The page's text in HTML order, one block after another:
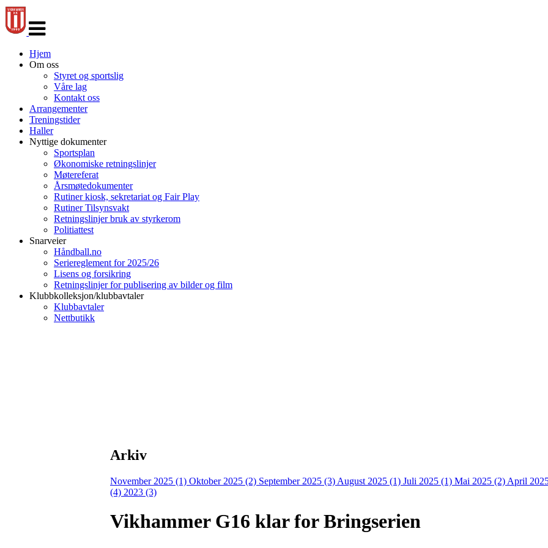
navigasjon
Hjem
Om oss
Styret og sportslig
Våre lag
Kontakt oss
Arrangementer
Treningstider
Haller
Nyttige dokumenter
Sportsplan
Økonomiske retningslinjer
Møtereferat
Årsmøtedokumenter
Rutiner kiosk, sekretariat og Fair Play
Rutiner Tilsynsvakt
Retningslinjer bruk av styrkerom
Politiattest
Snarveier
Håndball.no
Seriereglement for 2025/26
Lisens og forsikring
Retningslinjer for publisering av bilder og film
Klubbkolleksjon/klubbavtaler
Klubbavtaler
Nettbutikk
Arkiv
November 2025 (1) Oktober 2025 (2) September 2025 (3) August 2025 (1) Juli 2025 (1) Mai 2025 (2) April
(4) 2023 (3)
Vikhammer G16 klar for Bringserien